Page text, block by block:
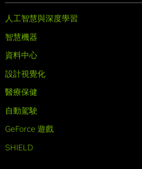
人工智慧與深度學習
智慧機器
資料中心
設計視覺化
醫療保健
自動駕駛
GeForce 遊戲
SHIELD